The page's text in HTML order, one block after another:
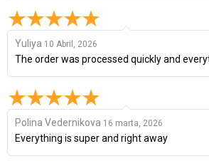
Yuliya 10 Abril, 2026
The order was processed quickly and
Polina Vedernikova 16 marta, 2026
Everything is super and right away